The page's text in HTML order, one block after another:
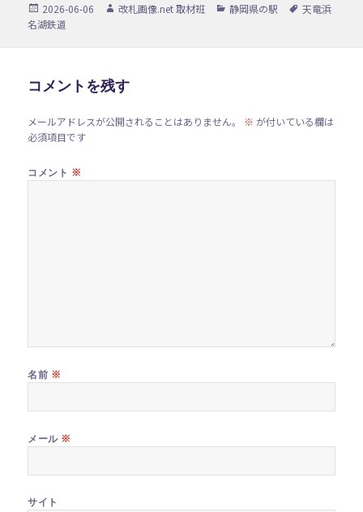
投
稿
2026-06-06
作
改札画像.net 取材班
カ
静岡県の駅
タ
天竜浜
名湖鉄道
コメントを残す
メールアドレスが公開されることはありません。 ※ が付いている欄は
必須項目です
コメント ※
名前 ※
メール ※
サイト